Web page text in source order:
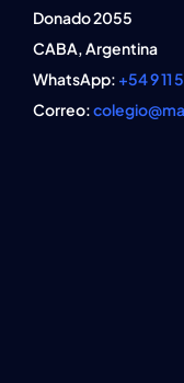
Donado 2055
CABA, Argentina
WhatsApp: +54 9
Correo: